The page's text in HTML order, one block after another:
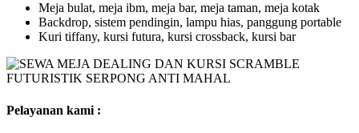
Meja bulat, meja ibm, meja bar, meja taman, meja kotak
Backdrop, sistem pendingin, lampu hias, panggung portable
Kuri tiffany, kursi futura, kursi crossback, kursi bar
Pelayanan kami :